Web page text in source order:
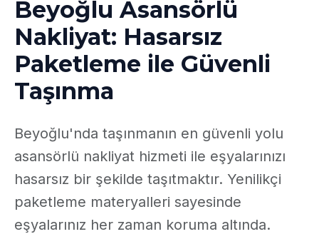
Beyoğlu Asansörlü
Nakliyat: Hasarsız
Paketleme ile Güvenli
Taşınma
Beyoğlu'nda taşınmanın en güvenli yolu
asansörlü nakliyat hizmeti ile eşyalarınızı
hasarsız bir şekilde taşıtmaktır. Yenilikçi
paketleme materyalleri sayesinde
eşyalarınız her zaman koruma altında.